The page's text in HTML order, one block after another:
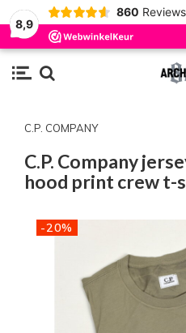
8,9
860 Reviews
C.P. COMPANY
C.P. Company
hood print crew t-
-20%